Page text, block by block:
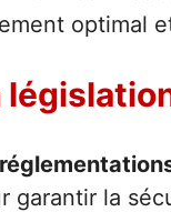
optimal
garantir la